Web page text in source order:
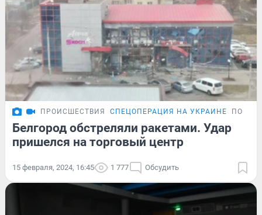
ПРОИСШЕСТВИЯ СПЕЦОПЕРАЦИЯ НА УКРАИНЕ
Белгород обстреляли ракетами. Удар
пришелся на торговый центр
15 февраля, 2024, 16:45 1 777 Обсудить